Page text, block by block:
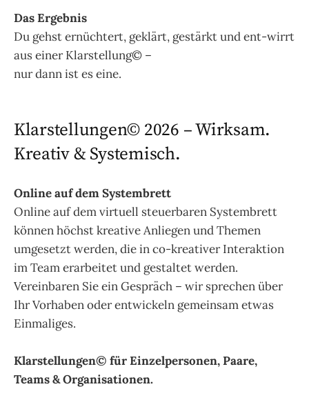
Das Ergebnis
Du gehst ernüchtert, geklärt, gestärkt und ent-wirrt
aus einer Klarstellung© –
nur dann ist es eine.
Klarstellungen© 2026 – Wirksam.
Kreativ & Systemisch.
Online auf dem Systembrett
Online auf dem virtuell steuerbaren Systembrett
können höchst kreative Anliegen und Themen
umgesetzt werden, die in co-kreativer Interaktion
im Team erarbeitet und gestaltet werden.
Vereinbaren Sie ein Gespräch – wir sprechen über
Ihr Vorhaben oder entwickeln gemeinsam etwas
Einmaliges.
Klarstellungen© für Einzelpersonen, Paare,
Teams & Organisationen.